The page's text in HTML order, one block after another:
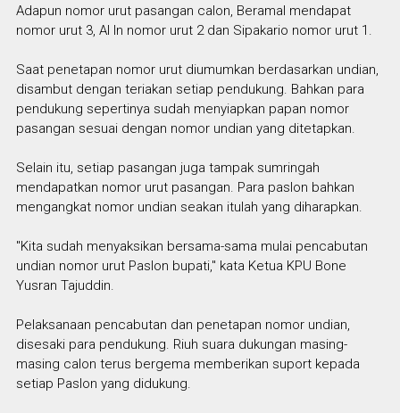
Adapun nomor urut pasangan calon, Beramal mendapat
nomor urut 3, Al In nomor urut 2 dan Sipakario nomor urut 1.
Saat penetapan nomor urut diumumkan berdasarkan undian,
disambut dengan teriakan setiap pendukung. Bahkan para
pendukung sepertinya sudah menyiapkan papan nomor
pasangan sesuai dengan nomor undian yang ditetapkan.
Selain itu, setiap pasangan juga tampak sumringah
mendapatkan nomor urut pasangan. Para paslon bahkan
mengangkat nomor undian seakan itulah yang diharapkan.
"Kita sudah menyaksikan bersama-sama mulai pencabutan
undian nomor urut Paslon bupati," kata Ketua KPU Bone
Yusran Tajuddin.
Pelaksanaan pencabutan dan penetapan nomor undian,
disesaki para pendukung. Riuh suara dukungan masing-
masing calon terus bergema memberikan suport kepada
setiap Paslon yang didukung.